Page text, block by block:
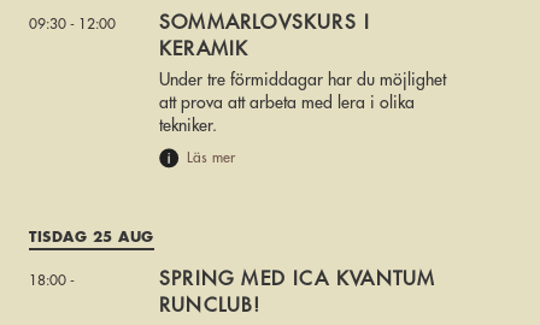
09:30 - 12:00
SOMMARLOVSKURS I
KERAMIK
Under tre förmiddagar har du möjlighet
att prova att arbeta med lera i olika
tekniker.
Läs mer
TISDAG 25 AUG
18:00 -
SPRING MED ICA KVANTUM
RUNCLUB!